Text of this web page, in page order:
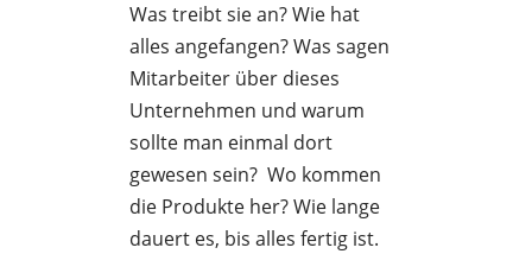
Was treibt sie an? Wie hat
alles angefangen? Was sagen
Mitarbeiter über dieses
Unternehmen und warum
sollte man einmal dort
gewesen sein? Wo kommen
die Produkte her? Wie lange
dauert es, bis alles fertig ist.